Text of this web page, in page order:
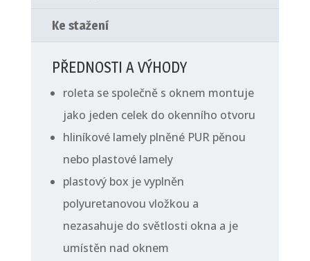
Ke stažení
PŘEDNOSTI A VÝHODY
roleta se společně s oknem montuje
jako jeden celek do okenního otvoru
hliníkové lamely plněné PUR pěnou
nebo plastové lamely
plastový box je vyplněn
polyuretanovou vložkou a
nezasahuje do světlosti okna a je
umístěn nad oknem